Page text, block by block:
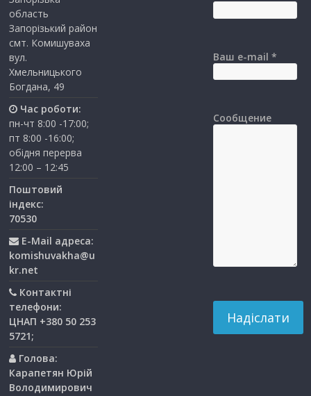
область
Запорізький район
смт. Комишуваха
вул.
Хмельницького
Богдана, 49
Час роботи:
пн-чт 8:00 -17:00;
пт 8:00 -16:00;
обідня перерва
12:00 – 12:45
Поштовий
індекс:
70530
E-Mail адреса:
komishuvakha@u
kr.net
Контактні
телефони:
ЦНАП +380 50 253
5721;
Голова:
Карапетян Юрій
Володимирович
Ваш e-mail *
Сообщение